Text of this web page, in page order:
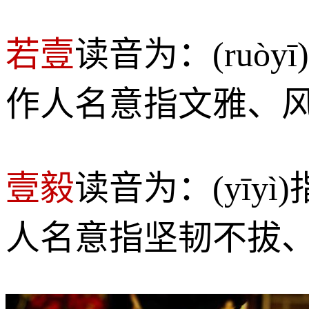
若壹读音为：
作人名意指文雅、
壹毅读音为：(yīyì)
人名意指坚韧不拔